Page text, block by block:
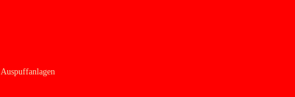
Auspuffanlagen